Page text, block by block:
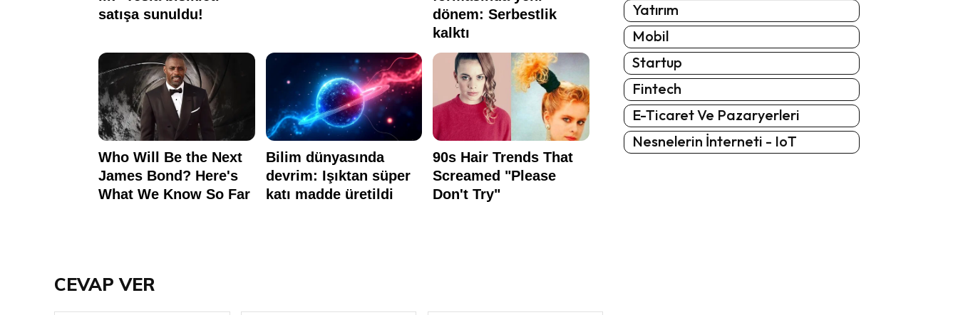
Yatırım
Mobil
Startup
Fintech
E-Ticaret Ve Pazaryerleri
Nesnelerin İnterneti - IoT
CEVAP VER